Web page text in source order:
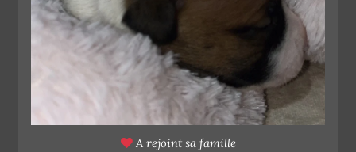
A rejoint sa famille